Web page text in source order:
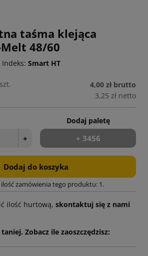
taśma klejąca
Melt 48/60
Indeks: Smart HT
4,00 zł brutto
3,25 zł netto
+
Dodaj paletę
+ 3456
Dodaj do koszyka
zamówienia tego produktu: 1.
ilość hurtową, skontaktuj się z nami
Zobacz ile zaoszczędzisz: